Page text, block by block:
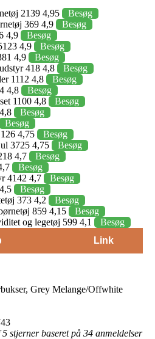
2139 4,95
Besøg
369 4,9
Besøg
4,9
Besøg
4,9
Besøg
4,9
Besøg
418 4,8
Besøg
1112 4,8
Besøg
4,8
Besøg
1100 4,8
Besøg
Besøg
Besøg
4,75
Besøg
3725 4,75
Besøg
4,7
Besøg
Besøg
4142 4,7
Besøg
Besøg
373 4,2
Besøg
859 4,15
Besøg
og legetøj 599 4,1
Besøg
Link
Grey Melange/Offwhite
stjerner baseret på 34 anmeldelser